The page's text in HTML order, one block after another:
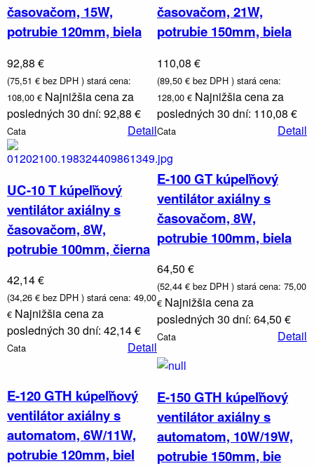
zrkadlá a
časovačom, 15W,
potrubie 120mm, biela
92,88 €
(75,51 € bez DPH ) stará cena:
108,00 € Najnižšia cena za
posledných 30 dní: 92,88 €
Cata Detail
časovačom, 21W,
potrubie 150mm, biela
110,08 €
(89,50 € bez DPH ) stará cena:
128,00 € Najnižšia cena za
posledných 30 dní: 110,08 €
Cata Detail
UC-10 T kúpeľňový
ventilátor axiálny s
časovačom, 8W,
potrubie 100mm, čierna
42,14 €
(34,26 € bez DPH ) stará cena: 49,00
€ Najnižšia cena za
posledných 30 dní: 42,14 €
Cata Detail
E-100 GT kúpeľňový
ventilátor axiálny s
časovačom, 8W,
potrubie 100mm, biela
64,50 €
(52,44 € bez DPH ) stará cena: 75,00
€ Najnižšia cena za
posledných 30 dní: 64,50 €
Cata Detail
E-120 GTH kúpeľňový
ventilátor axiálny s
automatom, 6W/11W,
potrubie 120mm, biel
E-150 GTH kúpeľňový
ventilátor axiálny s
automatom, 10W/19W,
potrubie 150mm, bie